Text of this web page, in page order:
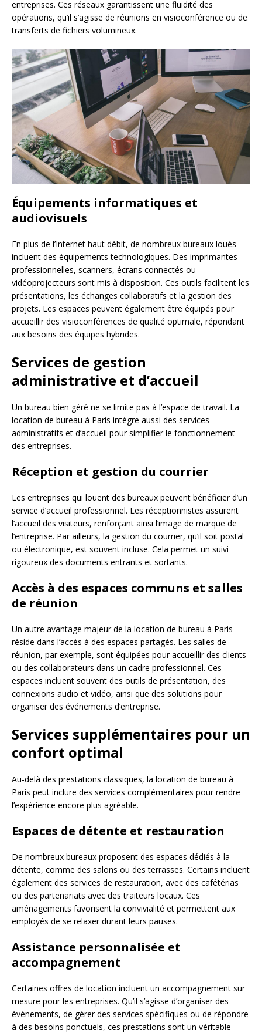
entreprises. Ces réseaux garantissent une fluidité des
opérations, qu’il s’agisse de réunions en visioconférence ou de
transferts de fichiers volumineux.
Équipements informatiques et
audiovisuels
En plus de l’Internet haut débit, de nombreux bureaux loués
incluent des équipements technologiques. Des imprimantes
professionnelles, scanners, écrans connectés ou
vidéoprojecteurs sont mis à disposition. Ces outils facilitent les
présentations, les échanges collaboratifs et la gestion des
projets. Les espaces peuvent également être équipés pour
accueillir des visioconférences de qualité optimale, répondant
aux besoins des équipes hybrides.
Services de gestion
administrative et d’accueil
Un bureau bien géré ne se limite pas à l’espace de travail. La
location de bureau à Paris intègre aussi des services
administratifs et d’accueil pour simplifier le fonctionnement
des entreprises.
Réception et gestion du courrier
Les entreprises qui louent des bureaux peuvent bénéficier d’un
service d’accueil professionnel. Les réceptionnistes assurent
l’accueil des visiteurs, renforçant ainsi l’image de marque de
l’entreprise. Par ailleurs, la gestion du courrier, qu’il soit postal
ou électronique, est souvent incluse. Cela permet un suivi
rigoureux des documents entrants et sortants.
Accès à des espaces communs et salles
de réunion
Un autre avantage majeur de la location de bureau à Paris
réside dans l’accès à des espaces partagés. Les salles de
réunion, par exemple, sont équipées pour accueillir des clients
ou des collaborateurs dans un cadre professionnel. Ces
espaces incluent souvent des outils de présentation, des
connexions audio et vidéo, ainsi que des solutions pour
organiser des événements d’entreprise.
Services supplémentaires pour un
confort optimal
Au-delà des prestations classiques, la location de bureau à
Paris peut inclure des services complémentaires pour rendre
l’expérience encore plus agréable.
Espaces de détente et restauration
De nombreux bureaux proposent des espaces dédiés à la
détente, comme des salons ou des terrasses. Certains incluent
également des services de restauration, avec des cafétérias
ou des partenariats avec des traiteurs locaux. Ces
aménagements favorisent la convivialité et permettent aux
employés de se relaxer durant leurs pauses.
Assistance personnalisée et
accompagnement
Certaines offres de location incluent un accompagnement sur
mesure pour les entreprises. Qu’il s’agisse d’organiser des
événements, de gérer des services spécifiques ou de répondre
à des besoins ponctuels, ces prestations sont un véritable